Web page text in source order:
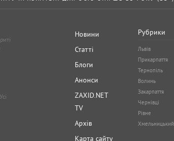
Новини
Статті
Блоги
Анонси
ZAXID.NET
TV
Архів
Карта сайту
Рубрики
Львів
Прикарпаття
Тернопіль
Волинь
Закарпаття
Чернівці
Рівне
Хмельницький